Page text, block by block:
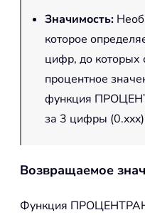
Значимость:
которое
цифр, до которых
процентное
функция
за 3 цифры
Возвращаемое
Функция